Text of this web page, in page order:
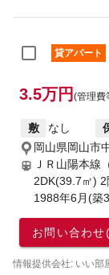
貸アパート
3.5万円 (管理費
敷 なし
岡山県岡山市
ＪＲ山陽本線
2DK(39.7㎡)
1988年6月(築
お問い合わせ
情報提供会社: いい部